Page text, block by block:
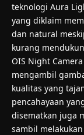
teknologi Aura
yang diklaim
dan natural
kurang
OIS Night
mengambil
kualitas yang
pencahayaan
disematkan juga
sambil